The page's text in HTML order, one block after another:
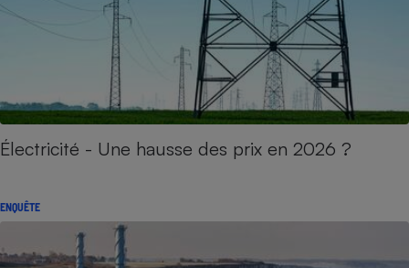
Électricité - Une hausse des prix en 2026 ?
ENQUÊTE